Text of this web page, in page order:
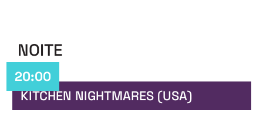
NOITE
20:00
KITCHEN NIGHTMARES (USA)